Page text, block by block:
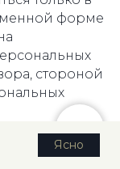
форме
стороной
Ясно